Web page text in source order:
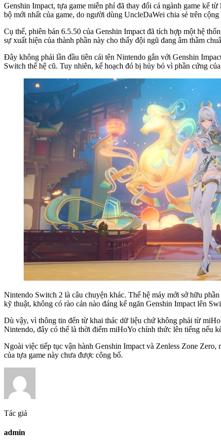
Genshin Impact, tựa game miễn phí đã thay đổi cả ngành game kể
bộ mới nhất của game, do người dùng UncleDaWei chia sẻ trên
Cụ thể, phiên bản 6.5.50 của Genshin Impact đã tích hợp một hệ
sự xuất hiện của thành phần này cho thấy đội ngũ đang âm thầm
Đây không phải lần đầu tiên cái tên Nintendo gắn với Genshin
Switch thế hệ cũ. Tuy nhiên, kế hoạch đó bị hủy bỏ vì phần cứng
Nintendo Switch 2 là câu chuyện khác. Thế hệ máy mới sở hữu
kỹ thuật, không có rào cản nào đáng kể ngăn Genshin Impact lên
Dù vậy, vì thông tin đến từ khai thác dữ liệu chứ không phải từ
Nintendo, đây có thể là thời điểm miHoYo chính thức lên tiếng nếu
Ngoài việc tiếp tục vận hành Genshin Impact và Zenless Zone
của tựa game này chưa được công bố.
Tác giả
admin